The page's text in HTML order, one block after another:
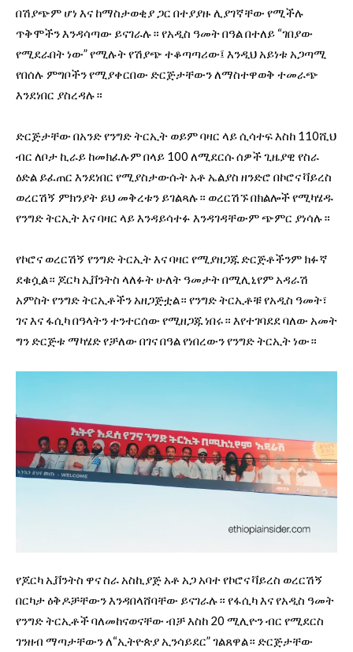
በሽያጭም ሆነ እና ከማስታወቂያ ጋር በተያያዙ ሊያገኛቸው የሚችሉ
ጥቅሞችን እንዳሳጣው ይናገራሉ። የአዲስ ዓመት በዓል በተለይ “ገበያው
የሚደራበት ነው” የሚሉት የሽያጭ ተቆጣጣሪው፤ እንዲህ አይነቱ አጋጣሚ
የበሰሉ ምግቦችን የሚያቀርበው ድርጅታቸውን ለማስተዋወቅ ተመራጭ
እንደነበር ያስረዳሉ።
ድርጅታቸው በአንድ የንግድ ትርኢት ወይም ባዛር ላይ ሲሳተፍ እስከ 110ሺህ
ብር ለቦታ ኪራይ ከመክፈሉም በላይ 100 ለሚደርሱ ሰዎች ጊዜያዊ የስራ
ዕድል ይፈጠር እንደነበር የሚያስታውሱት አቶ ኤልያስ ዘንድሮ በኮሮና ቫይረስ
ወረርሽኝ ምክንያት ይህ መቅረቱን ይገልጻሉ። ወረርሽኙ በክልሎች የሚካሄዱ
የንግድ ትርኢት እና ባዛር ላይ እንዳይሳተፉ እንዳገዳቸውም ጭምር ያነሳሉ።
የኮሮና ወረርሽኝ የንግድ ትርኢት እና ባዛር የሚያዘጋጁ ድርጅቶችንም ክፉኛ
ደቁሷል። ጆርካ ኢቨንትስ ላለፉት ሁለት ዓመታት በሚሊኒየም አዳራሽ
አምስት የንግድ ትርኢቶችን አዘጋጅቷል። የንግድ ትርኢቶቹ የአዲስ ዓመት፣
ገና እና ፋሲካ በዓላትን ተንተርሰው የሚዘጋጁ ነበሩ። እየተገባደደ ባለው አመት
ግን ድርጅቱ ማካሄድ የቻለው በገና በዓል የነበረውን የንግድ ትርኢት ነው።
የጆርካ ኢቨንትስ ዋና ስራ አስኪያጅ አቶ አጋ አባተ የኮሮና ቫይረስ ወረርሽኝ
በርካታ ዕቅዶቻቸውን እንዳበላሸባቸው ይናገራሉ። የፋሲካ እና የአዲስ ዓመት
የንግድ ትርኢቶች ባለመከናወናቸው ብቻ እስከ 20 ሚሊዮን ብር የሚደርስ
ገንዘብ ማጣታቸውን ለ“ኢትዮጵያ ኢንሳይደር” ገልጸዋል። ድርጅታቸው